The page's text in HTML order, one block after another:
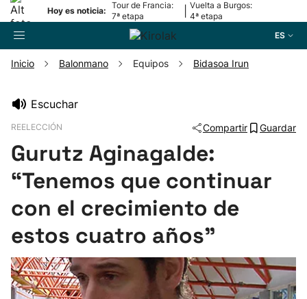
Hoy es noticia:
Tour de Francia:
7ª etapa
Vuelta a Burgos:
4ª etapa
ES
Pelota
Remo
Ciclismo
Inicio Balonmano Equipos Bidasoa Irun
Escuchar
REELECCIÓN Compartir Guardar
Gurutz Aginagalde:
“Tenemos que continuar
con el crecimiento de
estos cuatro años”